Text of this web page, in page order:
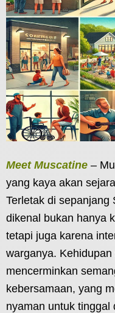
Meet Muscatine –
yang kaya akan
Terletak di sepanjang
dikenal bukan hanya
tetapi juga karena
warganya.
mencerminkan
kebersamaan, yang
nyaman untuk tinggal